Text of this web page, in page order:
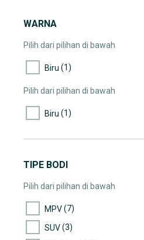
WARNA
Pilih dari pilihan di bawah
Biru (1)
Pilih dari pilihan di bawah
Biru (1)
TIPE BODI
Pilih dari pilihan di bawah
MPV(7)
SUV(3)